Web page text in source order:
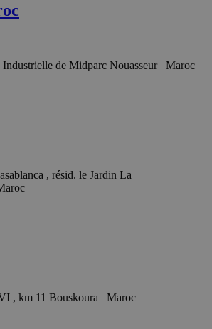
Industrielle de Midparc Nouasseur Maroc
, résid. le Jardin La
, km 11 Bouskoura Maroc